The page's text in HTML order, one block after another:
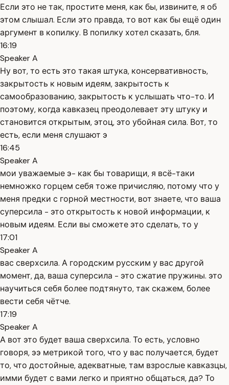
Если это не так, простите меня, как бы, извините, я об
этом слышал. Если это правда, то вот как бы ещё один
аргумент в копилку. В попилку хотел сказать, бля.
16:19
Speaker A
Ну вот, то есть это такая штука, консервативность,
закрытость к новым идеям, закрытость к
самообразованию, закрытость к услышать что-то. И
поэтому, когда кавказец преодолевает эту штуку и
становится открытым, этоц, это убойная сила. Вот, то
есть, если меня слушают э
16:45
Speaker A
мои уважаемые э- как бы товарищи, я всё-таки
немножко горцем себя тоже причисляю, потому что у
меня предки с горной местности, вот знаете, что ваша
суперсила - это открытость к новой информации, к
новым идеям. Если вы сможете это сделать, то у
17:01
Speaker A
вас сверхсила. А городским русским у вас другой
момент, да, ваша суперсила - это сжатие пружины. это
научиться себя более подтянуто, так скажем, более
вести себя чётче.
17:19
Speaker A
А вот это будет ваша сверхсила. То есть, условно
говоря, ээ метрикой того, что у вас получается, будет
то, что достойные, адекватные, там взрослые кавказцы,
имми будет с вами легко и приятно общаться, да? То